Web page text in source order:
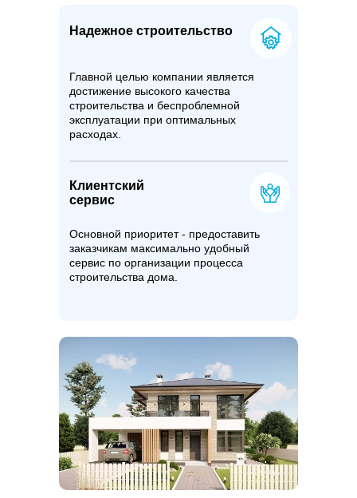
Надежное строительство
Клиентский
сервис
Главной целью компании является
достижение высокого качества
строительства и беспроблемной
эксплуатации при оптимальных
расходах.
Основной приоритет - предоставить
заказчикам максимально удобный
сервис по организации процесса
строительства дома.